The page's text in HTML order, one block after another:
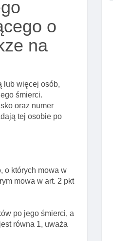
o
na
lub więcej osób,
śmierci.
oraz numer
tej osobie po
o których mowa w
mowa w art. 2 pkt
po jego śmierci, a
równa 1, uważa